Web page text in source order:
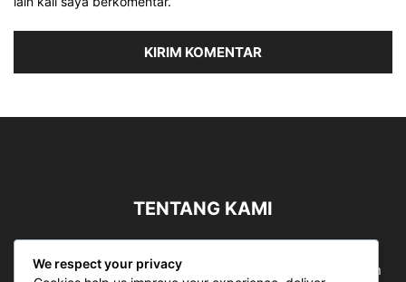
TENTANG KAMI
bergerak di ruang jurnalistik, sebagai entitas pemberian
We respect your privacy